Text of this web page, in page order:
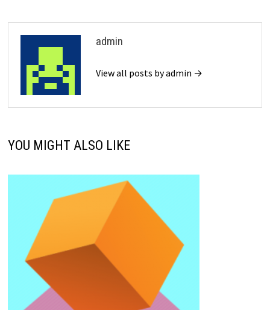
admin
View all posts by admin →
YOU MIGHT ALSO LIKE